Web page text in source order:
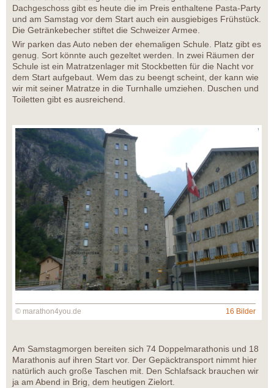
Dachgeschoss gibt es heute die im Preis enthaltene Pasta-Party
und am Samstag vor dem Start auch ein ausgiebiges Frühstück.
Die Getränkebecher stiftet die Schweizer Armee.
Wir parken das Auto neben der ehemaligen Schule. Platz gibt es
genug. Sort könnte auch gezeltet werden. In zwei Räumen der
Schule ist ein Matratzenlager mit Stockbetten für die Nacht vor
dem Start aufgebaut. Wem das zu beengt scheint, der kann wie
wir mit seiner Matratze in die Turnhalle umziehen. Duschen und
Toiletten gibt es ausreichend.
© marathon4you.de 16 Bilder
Am Samstagmorgen bereiten sich 74 Doppelmarathonis und 18
Marathonis auf ihren Start vor. Der Gepäcktransport nimmt hier
natürlich auch große Taschen mit. Den Schlafsack brauchen wir
ja am Abend in Brig, dem heutigen Zielort.